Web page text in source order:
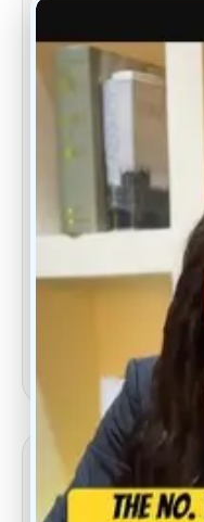
Rochester
Inicie una
Carolina del
10130 Perimeter